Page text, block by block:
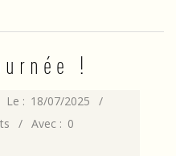
!
Le : 18/07/2025
Avec : 0